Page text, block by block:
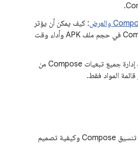
: كيف يمكن أن يؤثر
الترحيل إلى Compose في حجم ملف APK وأداء وقت
: يمكنك إدارة جميع تبعيات Compose من
المواد فقط.
: مكوّنات تنسيق Compose وكيفية تصميم